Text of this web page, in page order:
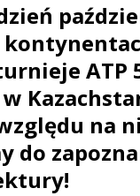
ATP
na
do